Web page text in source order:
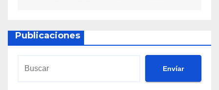
Publicaciones
Envíar